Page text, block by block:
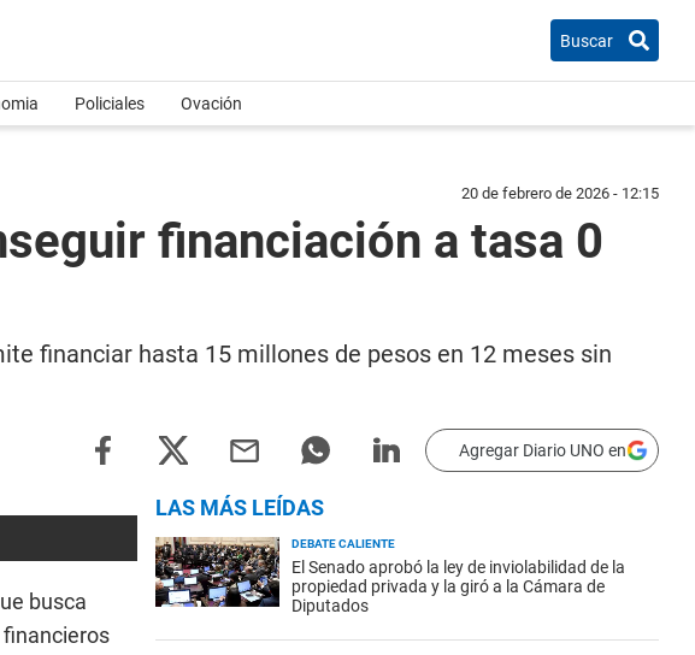
Buscar
Policiales Ovación
20 de febrero de 2026 - 12:15
financiación a tasa 0
financiar hasta 15 millones de pesos en 12 meses sin
Agregar Diario UNO en
busca
LAS MÁS LEÍDAS
DEBATE CALIENTE
El Senado aprobó la ley de inviolabilidad de la
propiedad privada y la giró a la Cámara de
Diputados